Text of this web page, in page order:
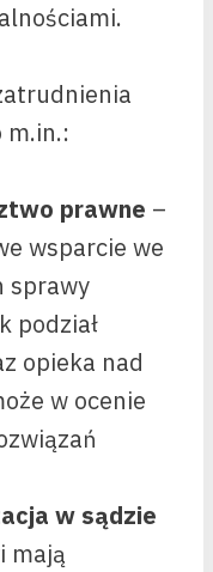
m.in.:
prawne –
wsparcie we
sprawy
podział
opieka nad
w ocenie
w sądzie
mają